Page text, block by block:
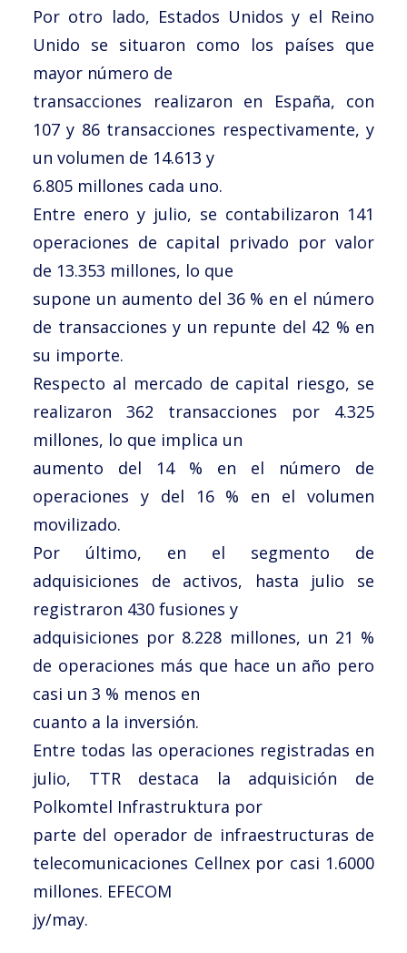
Por otro lado, Estados Unidos y el Reino
Unido se situaron como los países que
mayor número de
transacciones realizaron en España, con
107 y 86 transacciones respectivamente, y
un volumen de 14.613 y
6.805 millones cada uno.
Entre enero y julio, se contabilizaron 141
operaciones de capital privado por valor
de 13.353 millones, lo que
supone un aumento del 36 % en el número
de transacciones y un repunte del 42 % en
su importe.
Respecto al mercado de capital riesgo, se
realizaron 362 transacciones por 4.325
millones, lo que implica un
aumento del 14 % en el número de
operaciones y del 16 % en el volumen
movilizado.
Por último, en el segmento de
adquisiciones de activos, hasta julio se
registraron 430 fusiones y
adquisiciones por 8.228 millones, un 21 %
de operaciones más que hace un año pero
casi un 3 % menos en
cuanto a la inversión.
Entre todas las operaciones registradas en
julio, TTR destaca la adquisición de
Polkomtel Infrastruktura por
parte del operador de infraestructuras de
telecomunicaciones Cellnex por casi 1.6000
millones. EFECOM
jy/may.